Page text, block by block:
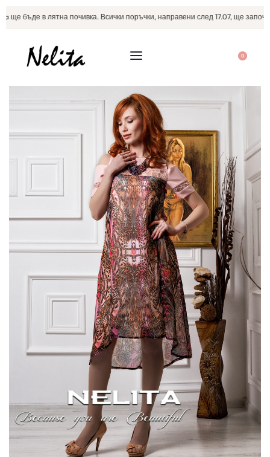
бъде в лятна почивка. Всички поръчки, направени след 17.07, ще
0